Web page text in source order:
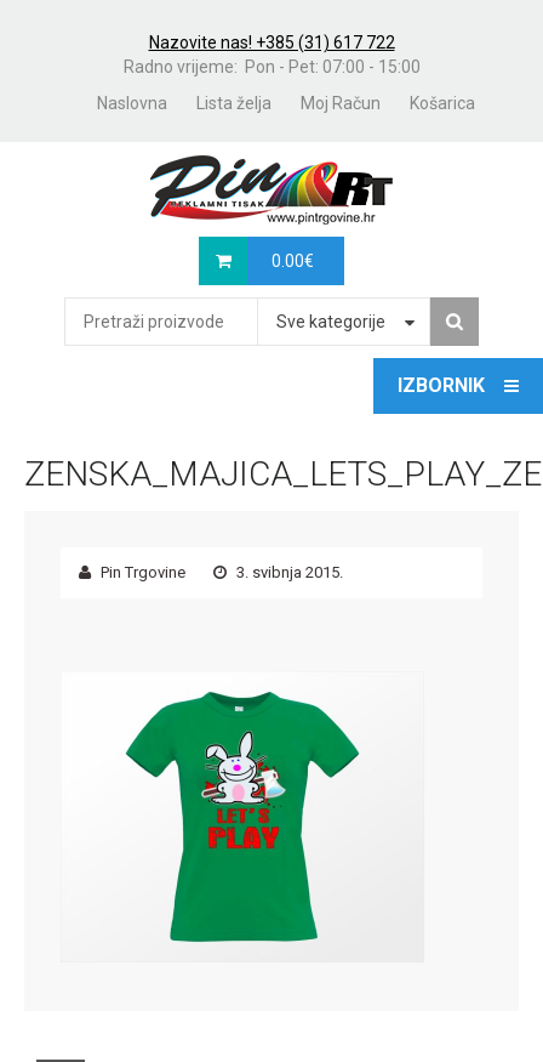
Nazovite nas! +385 (31) 617 722
Radno vrijeme: Pon - Pet: 07:00 - 15:00
Naslovna
Lista želja Moj Račun Košarica
0.00€
Sve kategorije
Pin Trgovine 3. svibnja 2015.